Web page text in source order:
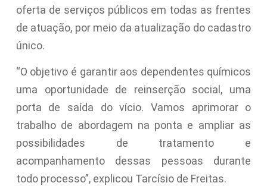
oferta de serviços públicos em todas as frentes
de atuação, por meio da atualização do cadastro
único.
“O objetivo é garantir aos dependentes químicos
uma oportunidade de reinserção social, uma
porta de saída do vício. Vamos aprimorar o
trabalho de abordagem na ponta e ampliar as
possibilidades de tratamento e
acompanhamento dessas pessoas durante
todo processo”, explicou Tarcísio de Freitas.